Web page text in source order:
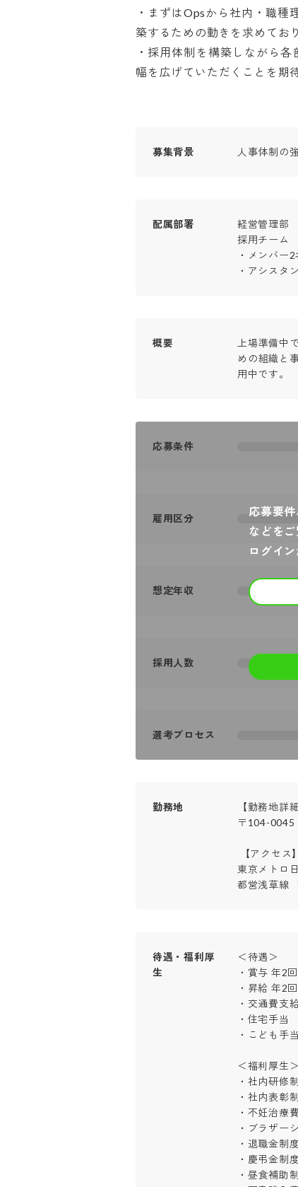
・まずはOpsから社内・職
築するための動きを求めてお
・採用体制を構築しながら
幅を広げていただくことを期
募集背景 人事体制の
配属部署
経営管理部
採用チーム
・メンバー2
・アシスタ
概要
上場準備中
めの組織と
用中です。
応募要
などを
ログイン
応募条件
雇用区分
想定年収
採用人数
選考プロセス
勤務地
【勤務地詳細
〒104-0045
東京メトロ
都営浅草線
待遇・福利厚
生
＜待遇＞
・賞与 年2
・昇給 年2
・交通費支
・住宅手当
・こども手
＜福利厚生＞
・社内研修
・社内表彰
・不妊治療
・ブラザー
・退職金制
・慶弔金制
・昼食補助